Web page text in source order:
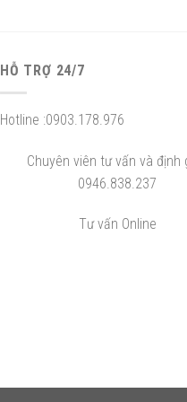
HỖ TRỢ 24/7
Hotline :0903.178.976
Chuyên viên tư vấn và định
0946.838.237
Tư vấn Online